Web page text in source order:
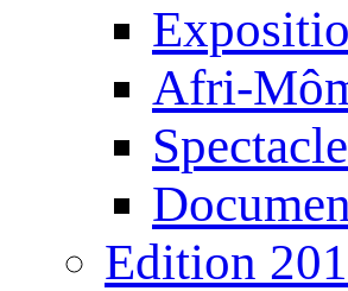
Afri-
Edition